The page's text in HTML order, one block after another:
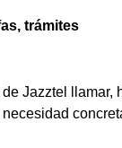
trámites
Jazztel llamar,